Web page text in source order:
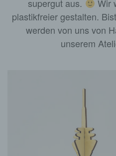
supergut aus.
Wir
plastikfreier gestalten.
werden von uns von
unserem